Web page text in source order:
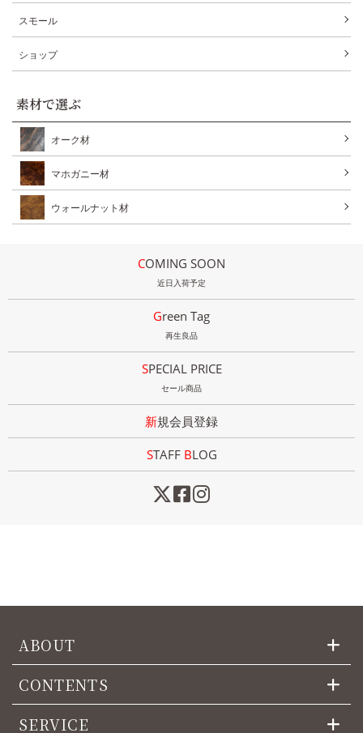
スモール
ショップ
素材で選ぶ
オーク材
マホガニー材
ウォールナット材
COMING SOON
近日入荷予定
Green Tag
再生良品
SPECIAL PRICE
セール商品
新規会員登録
STAFF BLOG
ABOUT
CONTENTS
SERVICE